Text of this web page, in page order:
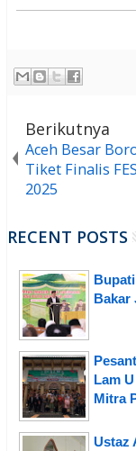
Berikutnya
Aceh Besar
Tiket Finalis
2025
RECENT POSTS
Bakar
Lam
Mitra
Ustaz